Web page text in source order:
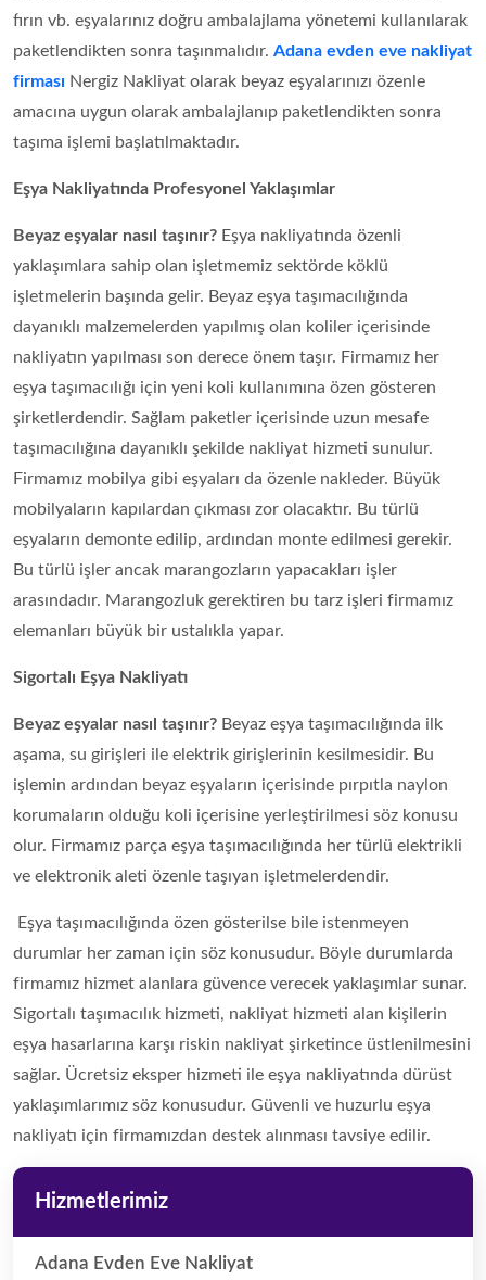
fırın vb. eşyalarınız doğru ambalajlama yönetemi kullanılarak
paketlendikten sonra taşınmalıdır. Adana evden eve nakliyat
firması Nergiz Nakliyat olarak beyaz eşyalarınızı özenle
amacına uygun olarak ambalajlanıp paketlendikten sonra
taşıma işlemi başlatılmaktadır.
Eşya Nakliyatında Profesyonel Yaklaşımlar
Beyaz eşyalar nasıl taşınır? Eşya nakliyatında özenli
yaklaşımlara sahip olan işletmemiz sektörde köklü
işletmelerin başında gelir. Beyaz eşya taşımacılığında
dayanıklı malzemelerden yapılmış olan koliler içerisinde
nakliyatın yapılması son derece önem taşır. Firmamız her
eşya taşımacılığı için yeni koli kullanımına özen gösteren
şirketlerdendir. Sağlam paketler içerisinde uzun mesafe
taşımacılığına dayanıklı şekilde nakliyat hizmeti sunulur.
Firmamız mobilya gibi eşyaları da özenle nakleder. Büyük
mobilyaların kapılardan çıkması zor olacaktır. Bu türlü
eşyaların demonte edilip, ardından monte edilmesi gerekir.
Bu türlü işler ancak marangozların yapacakları işler
arasındadır. Marangozluk gerektiren bu tarz işleri firmamız
elemanları büyük bir ustalıkla yapar.
Sigortalı Eşya Nakliyatı
Beyaz eşyalar nasıl taşınır? Beyaz eşya taşımacılığında ilk
aşama, su girişleri ile elektrik girişlerinin kesilmesidir. Bu
işlemin ardından beyaz eşyaların içerisinde pırpıtla naylon
korumaların olduğu koli içerisine yerleştirilmesi söz konusu
olur. Firmamız parça eşya taşımacılığında her türlü elektrikli
ve elektronik aleti özenle taşıyan işletmelerdendir.
Eşya taşımacılığında özen gösterilse bile istenmeyen
durumlar her zaman için söz konusudur. Böyle durumlarda
firmamız hizmet alanlara güvence verecek yaklaşımlar sunar.
Sigortalı taşımacılık hizmeti, nakliyat hizmeti alan kişilerin
eşya hasarlarına karşı riskin nakliyat şirketince üstlenilmesini
sağlar. Ücretsiz eksper hizmeti ile eşya nakliyatında dürüst
yaklaşımlarımız söz konusudur. Güvenli ve huzurlu eşya
nakliyatı için firmamızdan destek alınması tavsiye edilir.
Hizmetlerimiz
Adana Evden Eve Nakliyat